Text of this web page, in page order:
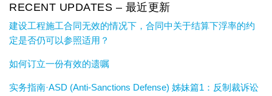
RECENT UPDATES – 最近更新
建设工程施工合同无效的情况下，合同中关于结算下浮率的约
定是否仍可以参照适用？
如何订立一份有效的遗嘱
实务指南·ASD (Anti-Sanctions Defense) 姊妹篇1：反制裁诉讼